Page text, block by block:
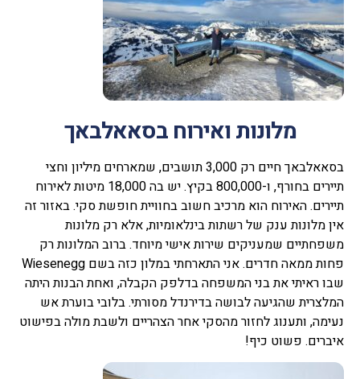
מלונות ואירוח בסאאלבאך
בסאאלבאך חיים רק 3,000 תושבים, שמארחים מיליון וחצי
תיירים בחורף, ו-800,000 בקיץ. יש בה 18,000 מיטות לאירוח
תיירים. האירוח הוא מרכיב חשוב בחוויית חופשת סקי. באזור זה
אין מלונות ענק של רשתות בינלאומיות, אלא רק מלונות
משפחתיים שמעניקים שירות אישי מיוחד. ברוב המלונות רק
פחות ממאה חדרים. אני התארחתי במלון כזה בשם Wiesenegg
שבו ראיתי את בני המשפחה בדלפק הקבלה, ואחת הבנות היתה
המלצרית שהגיעה לבושה בדירנדל מסורתי. בלובי בוערת אש
נעימה, ותענוג לחזור מהסקי אחר הצהריים ולשבת מולה בפישוט
איברים. פשוט כיף!